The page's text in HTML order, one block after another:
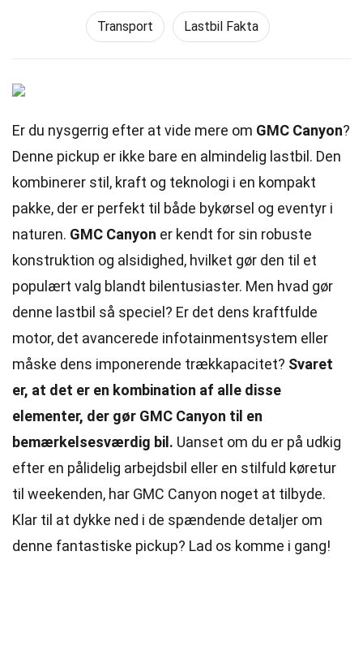
Transport Lastbil Fakta
Er du nysgerrig efter at vide mere om GMC Canyon?
Denne pickup er ikke bare en almindelig lastbil. Den
kombinerer stil, kraft og teknologi i en kompakt
pakke, der er perfekt til både bykørsel og eventyr i
naturen. GMC Canyon er kendt for sin robuste
konstruktion og alsidighed, hvilket gør den til et
populært valg blandt bilentusiaster. Men hvad gør
denne lastbil så speciel? Er det dens kraftfulde
motor, det avancerede infotainmentsystem eller
måske dens imponerende trækkapacitet? Svaret
er, at det er en kombination af alle disse
elementer, der gør GMC Canyon til en
bemærkelsesværdig bil. Uanset om du er på udkig
efter en pålidelig arbejdsbil eller en stilfuld køretur
til weekenden, har GMC Canyon noget at tilbyde.
Klar til at dykke ned i de spændende detaljer om
denne fantastiske pickup? Lad os komme i gang!